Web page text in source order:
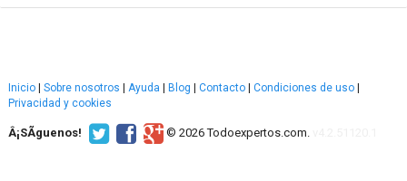
Inicio Sobre nosotros Ayuda Blog Contacto Condiciones de uso
Privacidad y cookies
Â¡SÃ­guenos! © 2026 Todoexpertos.com.